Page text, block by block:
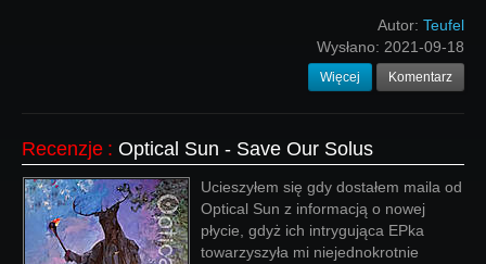
Autor: Teufel
Wysłano: 2021-09-18
Więcej Komentarz
Recenzje : Optical Sun - Save Our Solus
Ucieszyłem się gdy dostałem maila od
Optical Sun z informacją o nowej
płycie, gdyż ich intrygująca EPka
towarzyszyła mi niejednokrotnie